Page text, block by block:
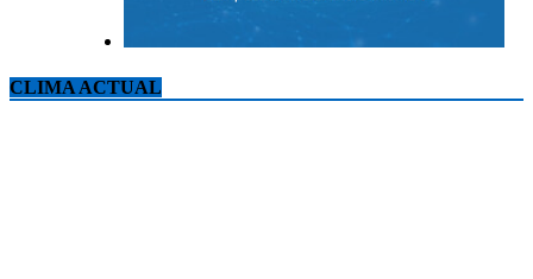
CLIMA ACTUAL